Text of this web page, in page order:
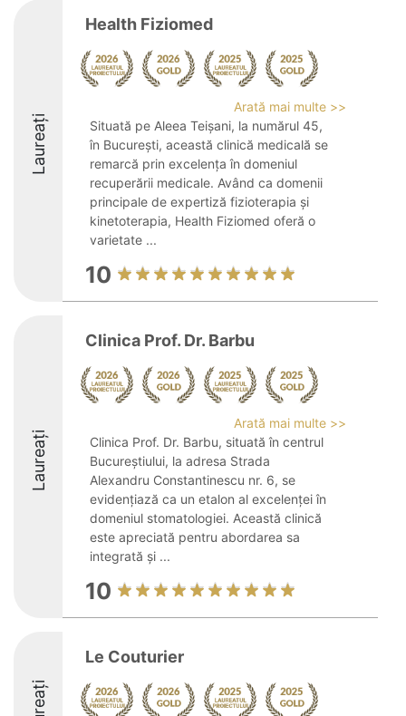
Laureați
Health Fiziomed
Arată mai multe >>
Situată pe Aleea Teișani, la numărul 45,
în București, această clinică medicală se
remarcă prin excelența în domeniul
recuperării medicale. Având ca domenii
principale de expertiză fizioterapia și
kinetoterapia, Health Fiziomed oferă o
varietate ...
10
Laureați
Clinica Prof. Dr. Barbu
Arată mai multe >>
Clinica Prof. Dr. Barbu, situată în centrul
Bucureștiului, la adresa Strada
Alexandru Constantinescu nr. 6, se
evidențiază ca un etalon al excelenței în
domeniul stomatologiei. Această clinică
este apreciată pentru abordarea sa
integrată și ...
10
Le Couturier